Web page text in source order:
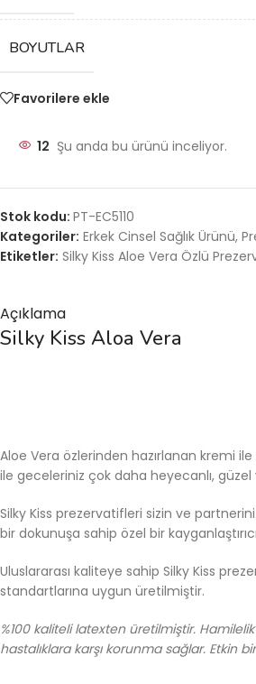
BOYUTLAR
Favorilere ekle
12 Şu anda bu ürünü inceliyor.
Stok kodu: PT-EC5110
Kategoriler: Erkek Cinsel Sağlık Ürünü,
Etiketler: Silky Kiss Aloe Vera Özlü
Açıklama
Silky Kiss Aloa Vera
Aloe Vera özlerinden hazırlanan kremi
ile geceleriniz çok daha heyecanlı,
Silky Kiss prezervatifleri sizin ve
bir dokunuşa sahip özel bir
Uluslararası kaliteye sahip Silky Kiss
standartlarına uygun üretilmiştir.
%100 kaliteli latexten üretilmiştir.
hastalıklara karşı korunma sağlar. Etkin